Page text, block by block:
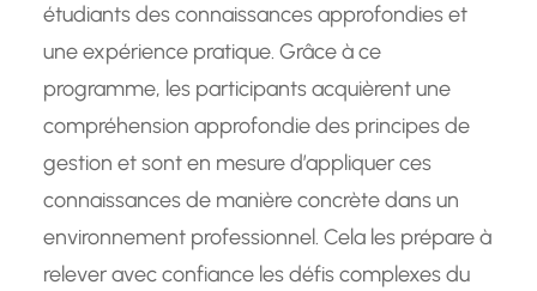
étudiants des connaissances approfondies et
une expérience pratique. Grâce à ce
programme, les participants acquièrent une
compréhension approfondie des principes de
gestion et sont en mesure d’appliquer ces
connaissances de manière concrète dans un
environnement professionnel. Cela les prépare à
relever avec confiance les défis complexes du